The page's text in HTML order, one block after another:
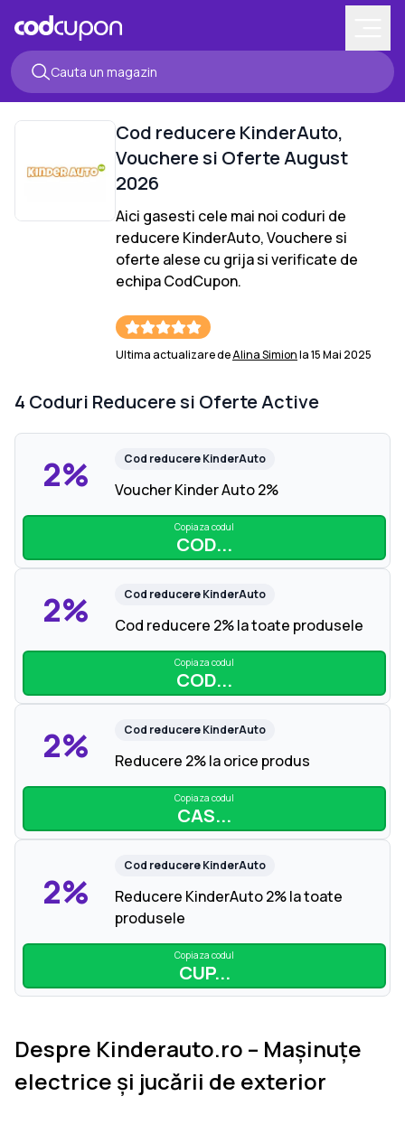
Cod reducereKinderAuto,
Vouchere si OferteAugust
2026
Aici gasesti cele mai noi coduri de
reducere KinderAuto, Vouchere si
oferte alese cu grija si verificate de
echipa CodCupon.
Ultima actualizare deAlina Simionla15 Mai 2025
4 Coduri Reducere si Oferte Active
2% Cod reducereKinderAuto
Voucher Kinder Auto 2%
Copiaza codul
COD...
2% Cod reducereKinderAuto
Cod reducere 2% la toate produsele
Copiaza codul
COD...
2% Cod reducereKinderAuto
Reducere 2% la orice produs
Copiaza codul
CAS...
2%
Cod reducereKinderAuto
Reducere KinderAuto 2% la toate
produsele
Copiaza codul
CUP...
Despre Kinderauto.ro – Mașinuțe
electrice și jucării de exterior